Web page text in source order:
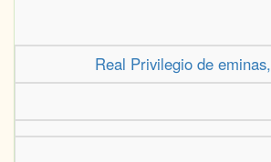
Real Privilegio de